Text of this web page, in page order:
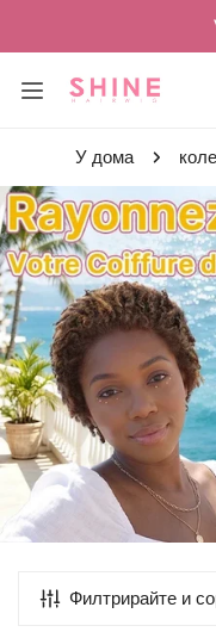
У дома
Филтрирайте и